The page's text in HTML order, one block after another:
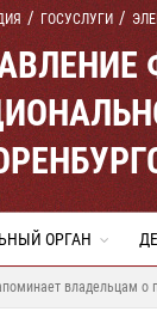
ГОСУСЛУГИ
ОРГАН
владельцам о